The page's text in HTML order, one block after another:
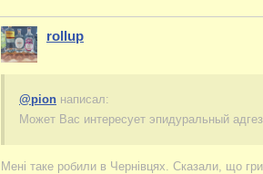
rollup
@pion написал:
Может Вас интересует эпидуральный
Мені таке робили в Чернівцях. Сказали, що